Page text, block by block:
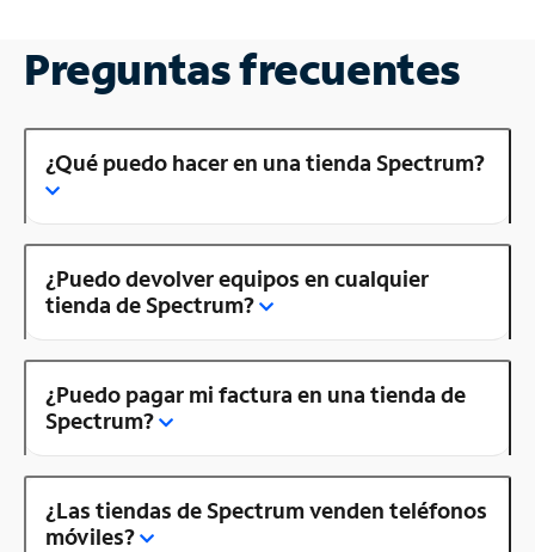
Preguntas frecuentes
¿Qué puedo hacer en una tienda Spectrum?
¿Puedo devolver equipos en cualquier
tienda de Spectrum?
¿Puedo pagar mi factura en una tienda de
Spectrum?
¿Las tiendas de Spectrum venden teléfonos
móviles?